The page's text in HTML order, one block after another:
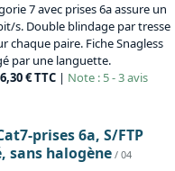
7 avec prises 6a assure un
s. Double blindage par tresse
chaque paire. Fiche Snagless
par une languette.
€ TTC | Note : 5 - 3 avis
prises 6a, S/FTP
sans halogène / 04